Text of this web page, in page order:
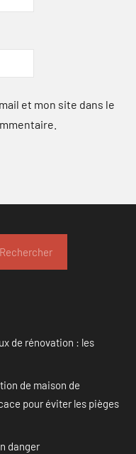
et mon site dans le
Rechercher
de rénovation : les
de maison de
pour éviter les pièges
danger